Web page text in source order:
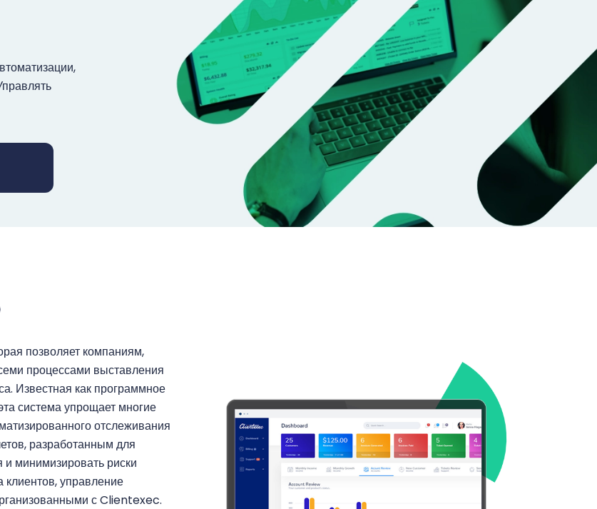
позволяет компаниям,
процессами выставления
Известная как программное
система упрощает многие
отслеживания
разработанным для
минимизировать риски
управление
с Clientexec.